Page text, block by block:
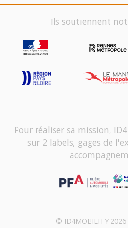
Ils soutiennent
Pour réaliser sa mission,
sur 2 labels, gages de
© ID4MOBILITY 2026